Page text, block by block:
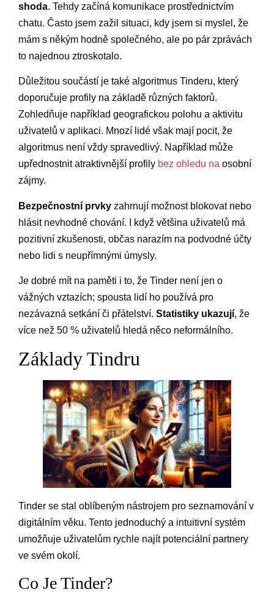
shoda. Tehdy začíná komunikace prostřednictvím
chatu. Často jsem zažil situaci, kdy jsem si myslel, že
mám s někým hodně společného, ale po pár zprávách
to najednou ztroskotalo.
Důležitou součástí je také algoritmus Tinderu, který
doporučuje profily na základě různých faktorů.
Zohledňuje například geografickou polohu a aktivitu
uživatelů v aplikaci. Mnozí lidé však mají pocit, že
algoritmus není vždy spravedlivý. Například může
upřednostnit atraktivnější profily bez ohledu na osobní
zájmy.
Bezpečnostní prvky zahrnují možnost blokovat nebo
hlásit nevhodné chování. I když většina uživatelů má
pozitivní zkušenosti, občas narazím na podvodné účty
nebo lidi s neupřímnými úmysly.
Je dobré mít na paměti i to, že Tinder není jen o
vážných vztazích; spousta lidí ho používá pro
nezávazná setkání či přátelství. Statistiky ukazují, že
více než 50 % uživatelů hledá něco neformálního.
Základy Tindru
Tinder se stal oblíbeným nástrojem pro seznamování v
digitálním věku. Tento jednoduchý a intuitivní systém
umožňuje uživatelům rychle najít potenciální partnery
ve svém okolí.
Co Je Tinder?